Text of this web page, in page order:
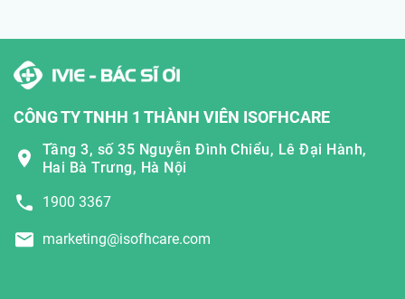
CÔNG TY TNHH 1 THÀNH VIÊN ISOFHCARE
Tầng 3, số 35 Nguyễn Đình Chiểu, Lê Đại Hành,
Hai Bà Trưng, Hà Nội
1900 3367
marketing@isofhcare.com